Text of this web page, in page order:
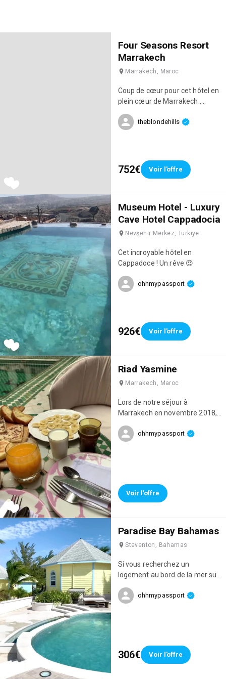
Four Seasons Resort
Marrakech
Marrakech, Maroc
Coup de cœur pour cet hôtel en
plein cœur de Marrakech..
est incroyable et le restaurant
theblondehills
752€ Voir l'offre
Museum Hotel - Luxury
Cave Hotel Cappadocia
Nevşehir Merkez, Türkiye
Cet incroyable hôtel en
Cappadoce ! Un rêve 😍
ohhmypassport
926€ Voir l'offre
Riad Yasmine
Marrakech, Maroc
Lors de notre séjour à
Marrakech en novembre 2018,
incroyable riad : le riad Yasmine
regardez-moi les petit-déjeuner
😍 ! Tout est fait maison et ils
parfait !
ohhmypassport
Voir l'offre
Paradise Bay Bahamas
Steventon, Bahamas
Si vous recherchez un
logement au bord de la mer sur
recommande le Paradise Bay
qu’à 10min en voiture de la plus
belle plage de l’île : Cocoplum !
ohhmypassport
306€ Voir l'offre